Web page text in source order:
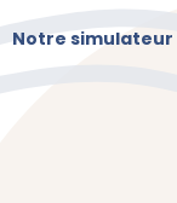
Notre simulateur